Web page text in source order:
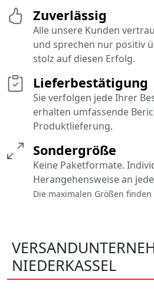
Sondergröße
Keine Paketformate.
Herangehensweise an
Die maximalen Größen
Lieferbestätigung
Sie verfolgen jede Ihrer
erhalten umfassende
Produktlieferung.
Zuverlässig
Alle unsere Kunden
und sprechen nur positiv
stolz auf diesen Erfolg.
NIEDERKASSEL